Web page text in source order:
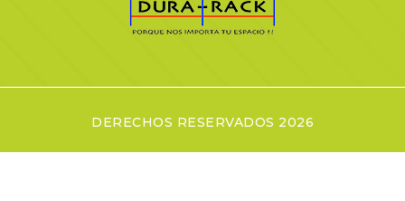
DERECHOS RESERVADOS 2026